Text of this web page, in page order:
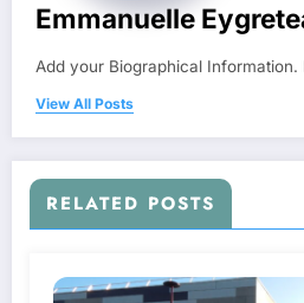
Emmanuelle
Add your Biographical Information.
View All Posts
RELATED POSTS